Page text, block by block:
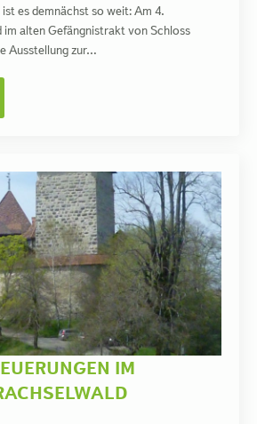
es demnächst so weit: Am 4.
im alten Gefängnistrakt von Schloss
Ausstellung zur…
IM